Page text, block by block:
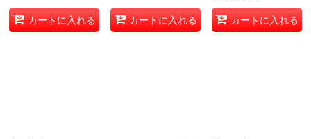
カートに入れる カートに入れる カートに入れる